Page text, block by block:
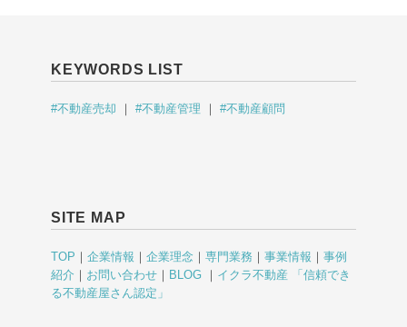
KEYWORDS LIST
#不動産売却 ｜ #不動産管理 ｜ #不動産顧問
SITE MAP
TOP ｜ 企業情報 ｜ 企業理念 ｜ 専門業務 ｜ 事業情報 ｜ 事例
紹介 ｜ お問い合わせ ｜ BLOG ｜ イクラ不動産 「信頼でき
る不動産屋さん認定」